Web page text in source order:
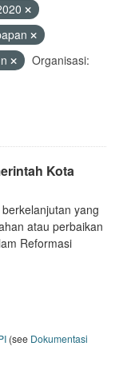
Organisasi:
Kota
yang
atau perbaikan
Reformasi
(see Dokumentasi